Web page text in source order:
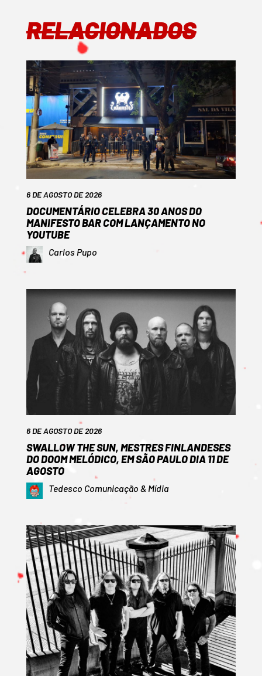
RELACIONADOS
6 DE AGOSTO DE 2026
DOCUMENTÁRIO CELEBRA 30 ANOS DO
MANIFESTO BAR COM LANÇAMENTO NO
YOUTUBE
Carlos Pupo
6 DE AGOSTO DE 2026
SWALLOW THE SUN, MESTRES FINLANDESES
DO DOOM MELÓDICO, EM SÃO PAULO DIA 11 DE
AGOSTO
Tedesco Comunicação & Mídia